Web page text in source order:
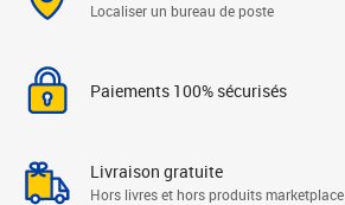
Localiser un bureau de poste
Paiements 100% sécurisés
Livraison gratuite
Hors livres et hors produits marketplace